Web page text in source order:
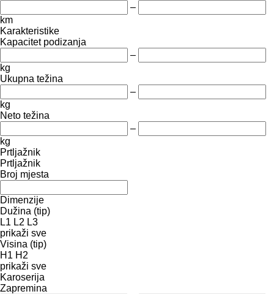
–
km
Karakteristike
Kapacitet podizanja
–
kg
Ukupna težina
–
kg
Neto težina
–
kg
Prtljažnik
Prtljažnik
Broj mjesta
Dimenzije
Dužina (tip)
L1 L2 L3
prikaži sve
Visina (tip)
H1 H2
prikaži sve
Karoserija
Zapremina